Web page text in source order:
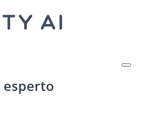
esperto